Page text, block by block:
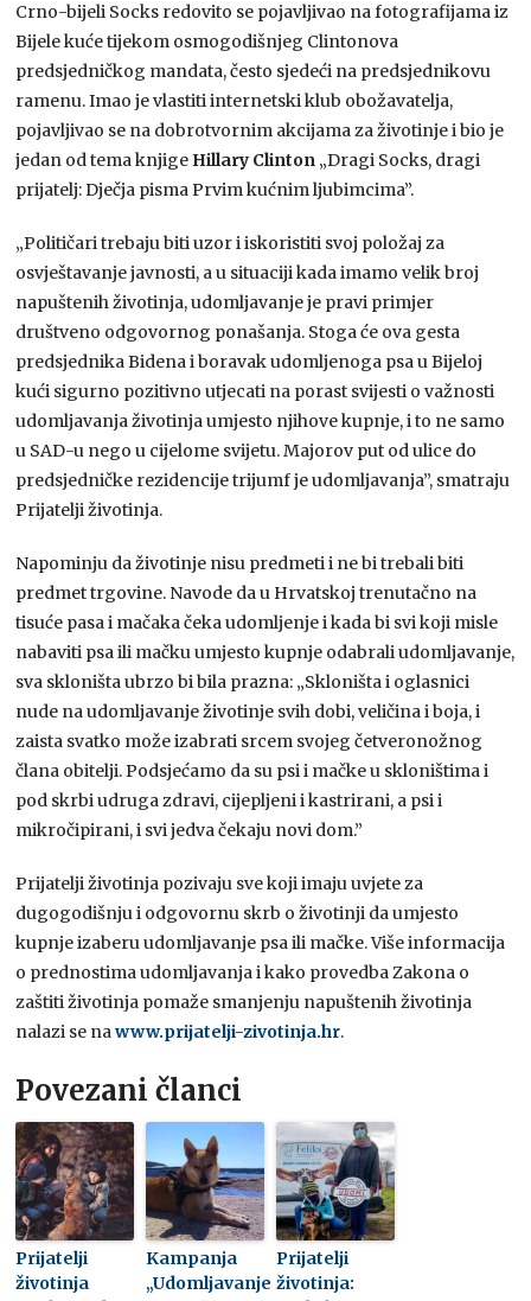
Crno-bijeli Socks redovito se pojavljivao na fotografijama iz
Bijele kuće tijekom osmogodišnjeg Clintonova
predsjedničkog mandata, često sjedeći na predsjednikovu
ramenu. Imao je vlastiti internetski klub obožavatelja,
pojavljivao se na dobrotvornim akcijama za životinje i bio je
jedan od tema knjige Hillary Clinton „Dragi Socks, dragi
prijatelj: Dječja pisma Prvim kućnim ljubimcima”.
„Političari trebaju biti uzor i iskoristiti svoj položaj za
osvještavanje javnosti, a u situaciji kada imamo velik broj
napuštenih životinja, udomljavanje je pravi primjer
društveno odgovornog ponašanja. Stoga će ova gesta
predsjednika Bidena i boravak udomljenoga psa u Bijeloj
kući sigurno pozitivno utjecati na porast svijesti o važnosti
udomljavanja životinja umjesto njihove kupnje, i to ne samo
u SAD-u nego u cijelome svijetu. Majorov put od ulice do
predsjedničke rezidencije trijumf je udomljavanja”, smatraju
Prijatelji životinja.
Napominju da životinje nisu predmeti i ne bi trebali biti
predmet trgovine. Navode da u Hrvatskoj trenutačno na
tisuće pasa i mačaka čeka udomljenje i kada bi svi koji misle
nabaviti psa ili mačku umjesto kupnje odabrali udomljavanje,
sva skloništa ubrzo bi bila prazna: „Skloništa i oglasnici
nude na udomljavanje životinje svih dobi, veličina i boja, i
zaista svatko može izabrati srcem svojeg četveronožnog
člana obitelji. Podsjećamo da su psi i mačke u skloništima i
pod skrbi udruga zdravi, cijepljeni i kastrirani, a psi i
mikročipirani, i svi jedva čekaju novi dom.”
Prijatelji životinja pozivaju sve koji imaju uvjete za
dugogodišnju i odgovornu skrb o životinji da umjesto
kupnje izaberu udomljavanje psa ili mačke. Više informacija
o prednostima udomljavanja i kako provedba Zakona o
zaštiti životinja pomaže smanjenju napuštenih životinja
nalazi se nawww.prijatelji-zivotinja.hr.
Povezani članci
Prijatelji
životinja
Kampanja
„Udomljavanje
Prijatelji
životinja: